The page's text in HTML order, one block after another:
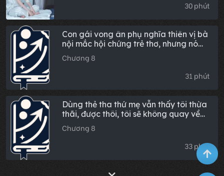
30 phút
Con gái vong ân phụ nghĩa thiên vị bà
nội mắc hội chứng trẻ thơ, nhưng nó
không biết tôi vừa được đền bù 5 triệu
tiền giải tỏa!
Chương 8
31 phút
Dùng thẻ tha thứ mẹ vẫn thấy tôi thừa
thãi, được thôi, tôi sẽ không quay về
nữa
Chương 8
33 phút